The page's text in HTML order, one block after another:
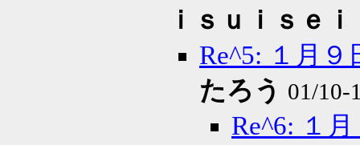
ｉｓｕｉｓｅｉ
Re^5: １月
たろう 01/10-
Re^6: １